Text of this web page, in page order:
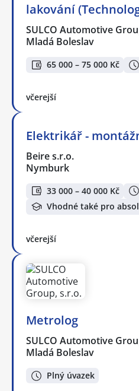
lakování
SULCO Automotive
Mladá Boleslav
65 000 – 75 000 Kč
včerejší
Elektrikář -
Beire s.r.o.
Nymburk
33 000 – 40 000 Kč
Vhodné také pro
včerejší
Metrolog
SULCO Automotive
Mladá Boleslav
Plný úvazek